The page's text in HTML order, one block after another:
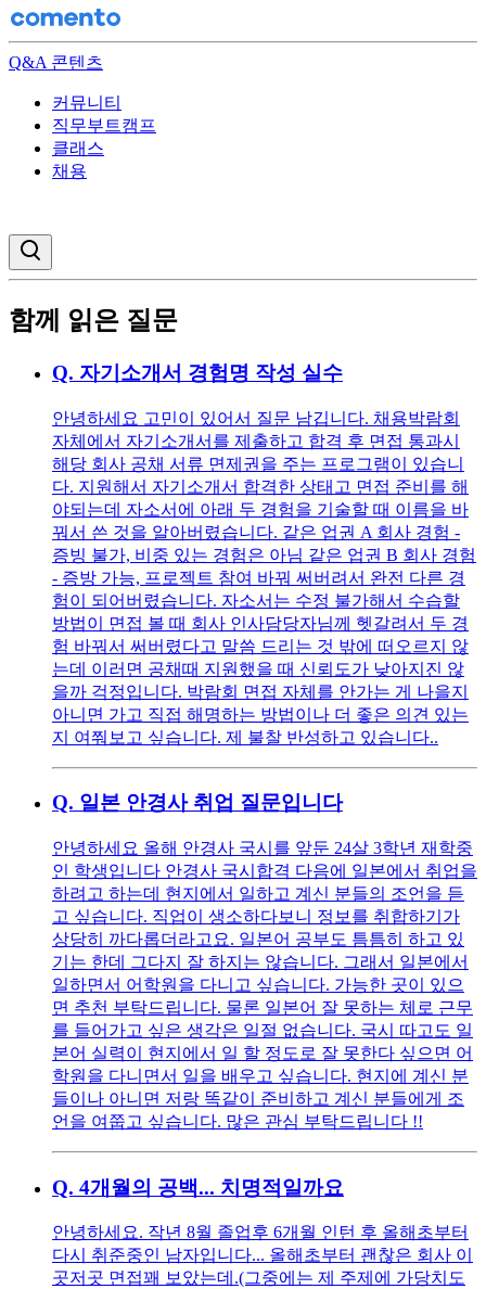
Q&A 콘텐츠
커뮤니티
직무부트캠프
클래스
채용
함께 읽은 질문
Q. 자기소개서 경험명 작성 실수
안녕하세요 고민이 있어서 질문 남깁니다. 채용박람회
자체에서 자기소개서를 제출하고 합격 후 면접 통과시
해당 회사 공채 서류 면제권을 주는 프로그램이 있습니
다. 지원해서 자기소개서 합격한 상태고 면접 준비를 해
야되는데 자소서에 아래 두 경험을 기술할 때 이름을 바
꿔서 쓴 것을 알아버렸습니다. 같은 업권 A 회사 경험 -
증빙 불가, 비중 있는 경험은 아님 같은 업권 B 회사 경험
- 증방 가능, 프로젝트 참여 바꿔 써버려서 완전 다른 경
험이 되어버렸습니다. 자소서는 수정 불가해서 수습할
방법이 면접 볼 때 회사 인사담당자님께 헷갈려서 두 경
험 바꿔서 써버렸다고 말씀 드리는 것 밖에 떠오르지 않
는데 이러면 공채때 지원했을 때 신뢰도가 낮아지진 않
을까 걱정입니다. 박람회 면접 자체를 안가는 게 나을지
아니면 가고 직접 해명하는 방법이나 더 좋은 의견 있는
지 여쭤보고 싶습니다. 제 불찰 반성하고 있습니다..
Q. 일본 안경사 취업 질문입니다
안녕하세요 올해 안경사 국시를 앞둔 24살 3학년 재학중
인 학생입니다 안경사 국시합격 다음에 일본에서 취업을
하려고 하는데 현지에서 일하고 계신 분들의 조언을 듣
고 싶습니다. 직업이 생소하다보니 정보를 취합하기가
상당히 까다롭더라고요. 일본어 공부도 틈틈히 하고 있
기는 한데 그다지 잘 하지는 않습니다. 그래서 일본에서
일하면서 어학원을 다니고 싶습니다. 가능한 곳이 있으
면 추천 부탁드립니다. 물론 일본어 잘 못하는 체로 근무
를 들어가고 싶은 생각은 일절 없습니다. 국시 따고도 일
본어 실력이 현지에서 일 할 정도로 잘 못한다 싶으면 어
학원을 다니면서 일을 배우고 싶습니다. 현지에 계신 분
들이나 아니면 저랑 똑같이 준비하고 계신 분들에게 조
언을 여쭙고 싶습니다. 많은 관심 부탁드립니다 !!
Q. 4개월의 공백... 치명적일까요
안녕하세요. 작년 8월 졸업후 6개월 인턴 후 올해초부터
다시 취준중인 남자입니다... 올해초부터 괜찮은 회사 이
곳저곳 면접꽤 보았는데.(그중에는 제 주제에 가당치도